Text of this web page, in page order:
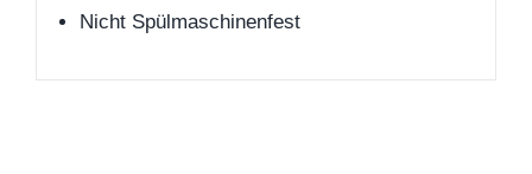
Nicht Spülmaschinenfest